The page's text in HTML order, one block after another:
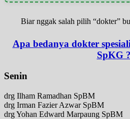
Biar nggak salah pilih “dokter”
Apa bedanya dokter
SpKG ?
Senin
drg Ilham Ramadhan SpBM
drg Irman Fazier Azwar SpBM
drg Yohan Edward Marpaung SpBM